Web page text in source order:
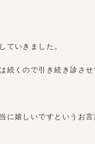
ていきました。
くので引き続き診させ
嬉しいですというお言